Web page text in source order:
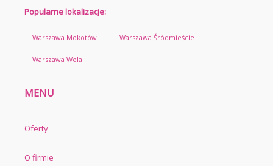
Popularne lokalizacje:
Warszawa Mokotów Warszawa Śródmieście
Warszawa Wola
MENU
Oferty
O firmie